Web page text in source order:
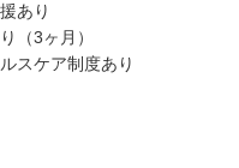
あり
（3ヶ月）
スケア制度あり